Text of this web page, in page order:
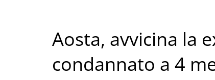
Aosta, avvicina la
condannato a 4